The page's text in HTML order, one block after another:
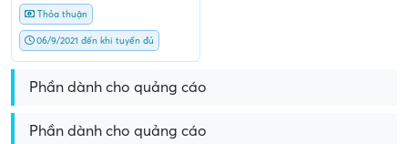
Thỏa thuận
06/9/2021 đến khi tuyển đủ
Phần dành cho quảng cáo
Phần dành cho quảng cáo